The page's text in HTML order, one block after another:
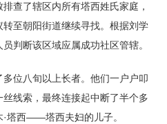
查了辖区内所有塔西姓氏家庭，
至朝阳街道继续寻找。根据刘学
判断该区域应属成功社区管辖。
位八旬以上长者。他们一户户叩
线索，最终连接起中断了半个多
塔西——塔西夫妇的儿子。